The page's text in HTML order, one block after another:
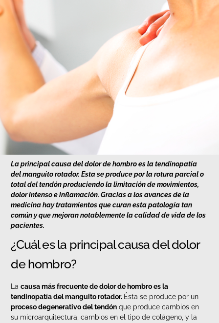
La principal causa del dolor de hombro es la tendinopatía
del manguito rotador. Esta se produce por la rotura parcial o
total del tendón produciendo la limitación de movimientos,
dolor intenso e inflamación. Gracias a los avances de la
medicina hay tratamientos que curan esta patología tan
común y que mejoran notablemente la calidad de vida de los
pacientes.
¿Cuál es la principal causa del dolor
de hombro?
Lacausa más frecuente de dolor de hombro es la
tendinopatía del manguito rotador. Ésta se produce por un
proceso degenerativo del tendón que produce cambios en
su microarquitectura, cambios en el tipo de colágeno, y la